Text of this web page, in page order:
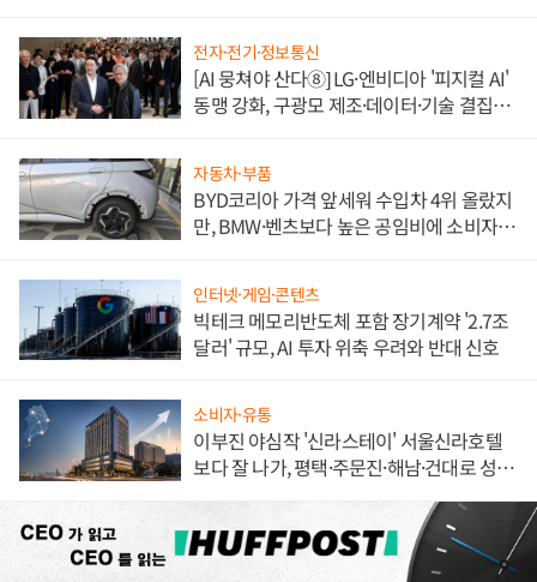
전자·전기·정보통신
[AI 뭉쳐야 산다⑧] LG·엔비디아 '피지컬 AI'
동맹 강화, 구광모 제조·데이터·기술 결집
자동차·부품
BYD코리아 가격 앞세워 수입차 4위 올랐지
만, BMW·벤츠보다 높은 공임비에 소비자
인터넷·게임·콘텐츠
빅테크 메모리반도체 포함 장기계약 '2.7조
달러' 규모, AI 투자 위축 우려와 반대 신호
소비자·유통
이부진 야심작 '신라스테이' 서울신라호텔
보다 잘 나가, 평택·주문진·해남·건대로 성